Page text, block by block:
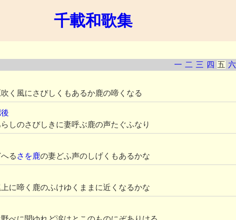
千載和歌集
一 二 三 四 五 六
く風にさびしくもあるか鹿の啼くなる
しのさびしきに妻呼ぶ鹿の声たぐふなり
る さを鹿の妻どふ声のしげくもあるかな
に啼く鹿のふけゆくままに近くなるかな